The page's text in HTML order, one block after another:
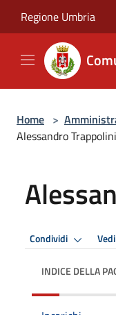
Regione Umbria
Home >
Alessandro Trappolini
Condividi
INDICE DELLA